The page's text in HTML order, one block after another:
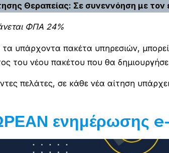
Θεραπείας: Σε συνεννόηση με τον
ΦΠΑ 24%
υπάρχοντα πακέτα υπηρεσιών,
του νέου πακέτου που θα
πελάτες, σε κάθε νέα αίτηση
ενημέρωσης